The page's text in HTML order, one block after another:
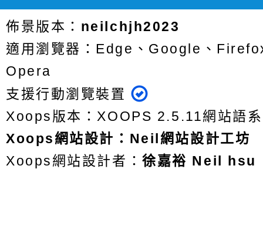
佈景版本： neilchjh2023
適用瀏覽器：Edge、Google、
Opera
支援行動瀏覽裝置
Xoops版本：XOOPS 2.5.11網站語
Xoops網站設計 ： Neil網站設計工坊
Xoops網站設計者：徐嘉裕 Neil hsu